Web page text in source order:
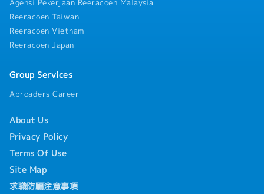
Agensi Pekerjaan Reeracoen Malaysia
Reeracoen Taiwan
Reeracoen Vietnam
Reeracoen Japan
Group Services
Abroaders Career
About Us
Privacy Policy
Terms Of Use
Site Map
求職防騙注意事項